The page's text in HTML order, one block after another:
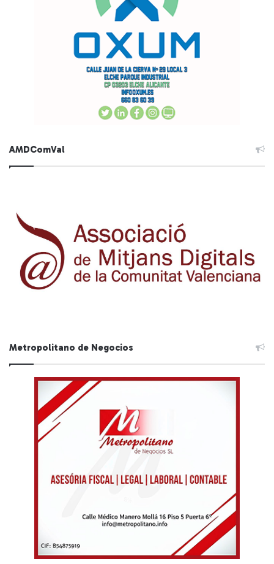
AMDComVal
Metropolitano de Negocios